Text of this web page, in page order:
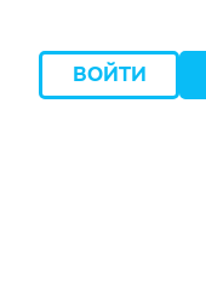
ВОЙТИ